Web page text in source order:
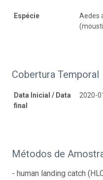
Espécie
Aedes
Cobertura Temporal
Data Inicial / Data
final
2020-
Métodos de
- human landing catch